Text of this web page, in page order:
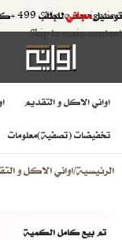
Skip to navigation
Skip to main content
توصيلمجانيللطلب 499 +كود الخصم N9
اواني الاكل و التقديم
تخفيضات (تصفية)معلومات
الرئيسية/اواني الاكل و
تم بيع كامل الكمية